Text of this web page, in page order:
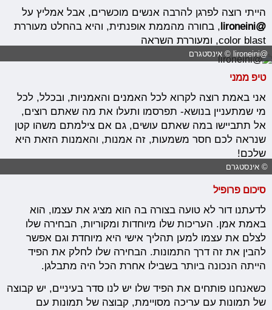
הייתי רוצה לפרגן להרבה אנשים מוכשרים, אבל אמליץ על
@lironeini
, בחורה מהממת אופנתית, והיא בהחלט מעוררת
color blast, ומעוררת השראה
@lironeini © אינסטגרם
טיפ ממני
אני באמת רוצה לקרוא לכל האמנים והאמניות, ובכלל, לכל
מי שמתעניין בנושא- תפרסמו ותעלו את מה שאתם רוצים,
אל תתביישו במה שאתם עושים, גם אם צילמתם משהו קטן
שנראה לכם חסר משמעות, זה אמנות, והאמנות הזאת היא
שלכם!
© אינסטגרם
סיכום פרופיל
לדעתנו דור לא טועה בצורה בה הוא מציג את עצמו, הוא
באמת אמן. העריכות שלו מיוחדות ומקוריות, הבחירה שלו
לצלם את עצמו למען תהליך אישי היא מיוחדת וגם אפשר
להבין את זה דרך התמונות. הבחירה שלו לחלק את הפיד
הייתה הנכונה ביותר בשבילו אחרת הכל היה מתבלגן.
כשאנחנו פותחים את הפיד שלו יש לנו סדר בעיניים, יש קבוצה
של תמונות עם עריכה מסויימת, קבוצה של תמונות עם